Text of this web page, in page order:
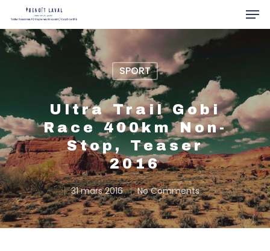
Hit enter to search or ESC to close
SPORT
Ultra Trail Gobi
Race 400km Non-
Stop, Teaser
2016
31 mars 2016 No Comments